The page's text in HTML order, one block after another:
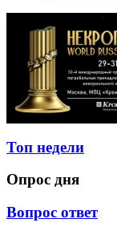
Топ недели
Опрос дня
Вопрос ответ